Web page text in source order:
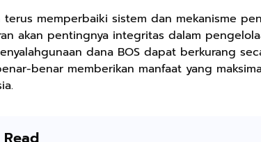
terus memperbaiki sistem dan mekanisme
akan pentingnya integritas dalam
dana BOS dapat berkurang
benar memberikan manfaat yang